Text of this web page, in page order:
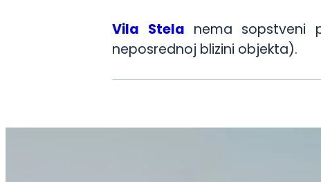
Vila Stela nema sopstveni
neposrednoj blizini objekta).